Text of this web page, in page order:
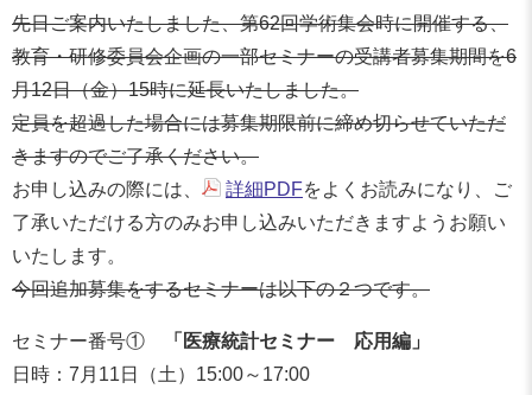
先日ご案内いたしました、第62回学術集会時に開催する、
教育・研修委員会企画の一部セミナーの受講者募集期間を6
月12日（金）15時に延長いたしました。
定員を超過した場合には募集期限前に締め切らせていただ
きますのでご了承ください。
お申し込みの際には、
詳細PDFをよくお読みになり、ご
了承いただける方のみお申し込みいただきますようお願い
いたします。
今回追加募集をするセミナーは以下の２つです。
セミナー番号①
「医療統計セミナー 応用編」
日時：7月11日（土）15:00～17:00